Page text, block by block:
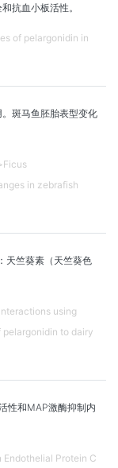
抗血小板活性。
of pelargonidin in
斑马鱼胚胎表型变化
in zebrafish
天竺葵素（天竺葵色
using
to dairy
性和MAP激酶抑制内
Protein C